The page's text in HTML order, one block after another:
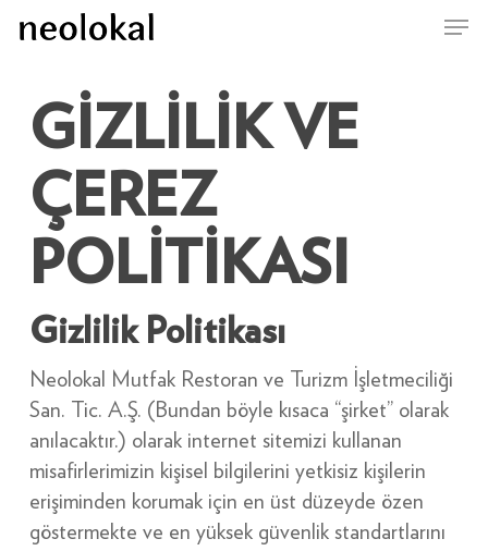
contentGİZLİLİK VE
ÇEREZ
POLİTİKASI
Gizlilik Politikası
Neolokal Mutfak Restoran ve Turizm İşletmeciliği
San. Tic. A.Ş. (Bundan böyle kısaca “şirket” olarak
anılacaktır.) olarak internet sitemizi kullanan
misafirlerimizin kişisel bilgilerini yetkisiz kişilerin
erişiminden korumak için en üst düzeyde özen
göstermekte ve en yüksek güvenlik standartlarını